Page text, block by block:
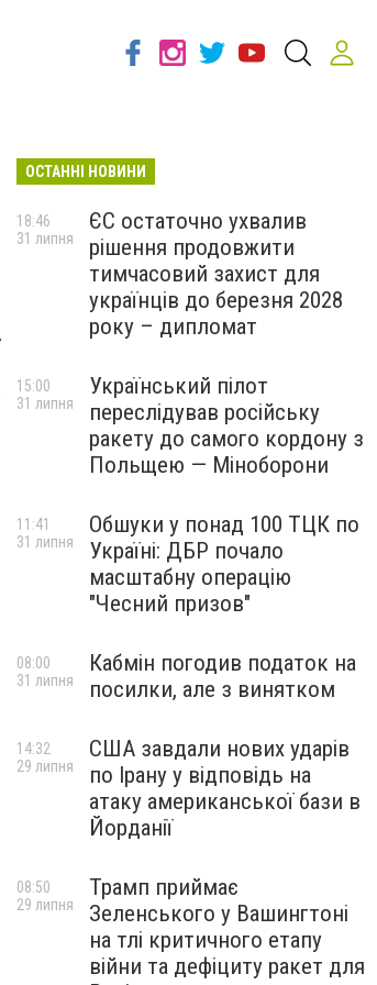
ОСТАННІ НОВИНИ
ЄС остаточно ухвалив
рішення продовжити
тимчасовий захист для
українців до березня 2028
року – дипломат
18:46
31 липня
Український пілот
переслідував російську
ракету до самого кордону з
Польщею — Міноборони
15:00
31 липня
Обшуки у понад 100 ТЦК по
Україні: ДБР почало
масштабну операцію
"Чесний призов"
11:41
31 липня
Кабмін погодив податок на
посилки, але з винятком
08:00
31 липня
США завдали нових ударів
по Ірану у відповідь на
атаку американської бази в
Йорданії
14:32
29 липня
Трамп приймає
Зеленського у Вашингтоні
на тлі критичного етапу
війни та дефіциту ракет для
08:50
29 липня